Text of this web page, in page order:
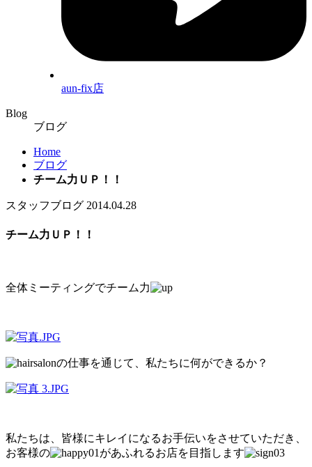
aun-fix店
Blog
ブログ
Home
ブログ
チーム力ＵＰ！！
スタッフブログ 2014.04.28
チーム力ＵＰ！！
全体ミーティングでチーム力
の仕事を通じて、私たちに何ができるか？
私たちは、皆様にキレイになるお手伝いをさせていただき、
お客様の
があふれるお店を目指します